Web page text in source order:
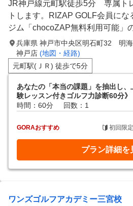
JR神戸線元町駅徒歩5分 専属ト
トします。RIZAP GOLF会員に
ジム「chocoZAP無料利用可能」
兵庫県 神戸市中央区明石町32 明
神戸店 (地図・経路)
元町駅(ＪＲ) 徒歩で5分
あなたの「本当の課題」を抽出し
験レッスン付きゴルフ力診断60分》
時間：60分
回数：1
GORAおすすめ 初回限定
プラン詳細を
ワンズゴルフアカデミー三宮校